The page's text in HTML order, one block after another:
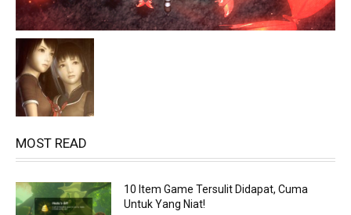
MOST READ
10 Item Game Tersulit Didapat, Cuma
Untuk Yang Niat!